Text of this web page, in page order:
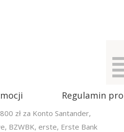
Regulamin
800 zł za Konto Santander,
, BZWBK, erste, Erste Bank